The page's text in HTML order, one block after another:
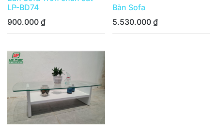
LP-BD74
900.000 ₫
Bàn Sofa
5.530.000₫